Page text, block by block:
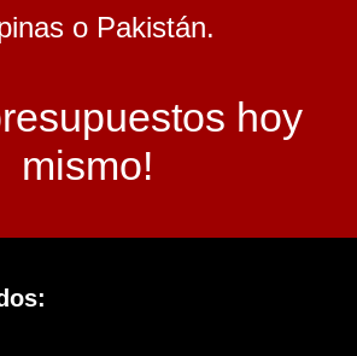
o Pakistán.
hoy
mismo!